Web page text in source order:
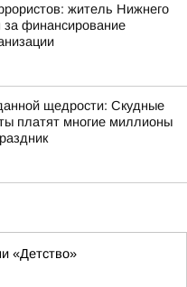
житель Нижнего
за финансирование
щедрости: Скудные
платят многие миллионы
«Детство»